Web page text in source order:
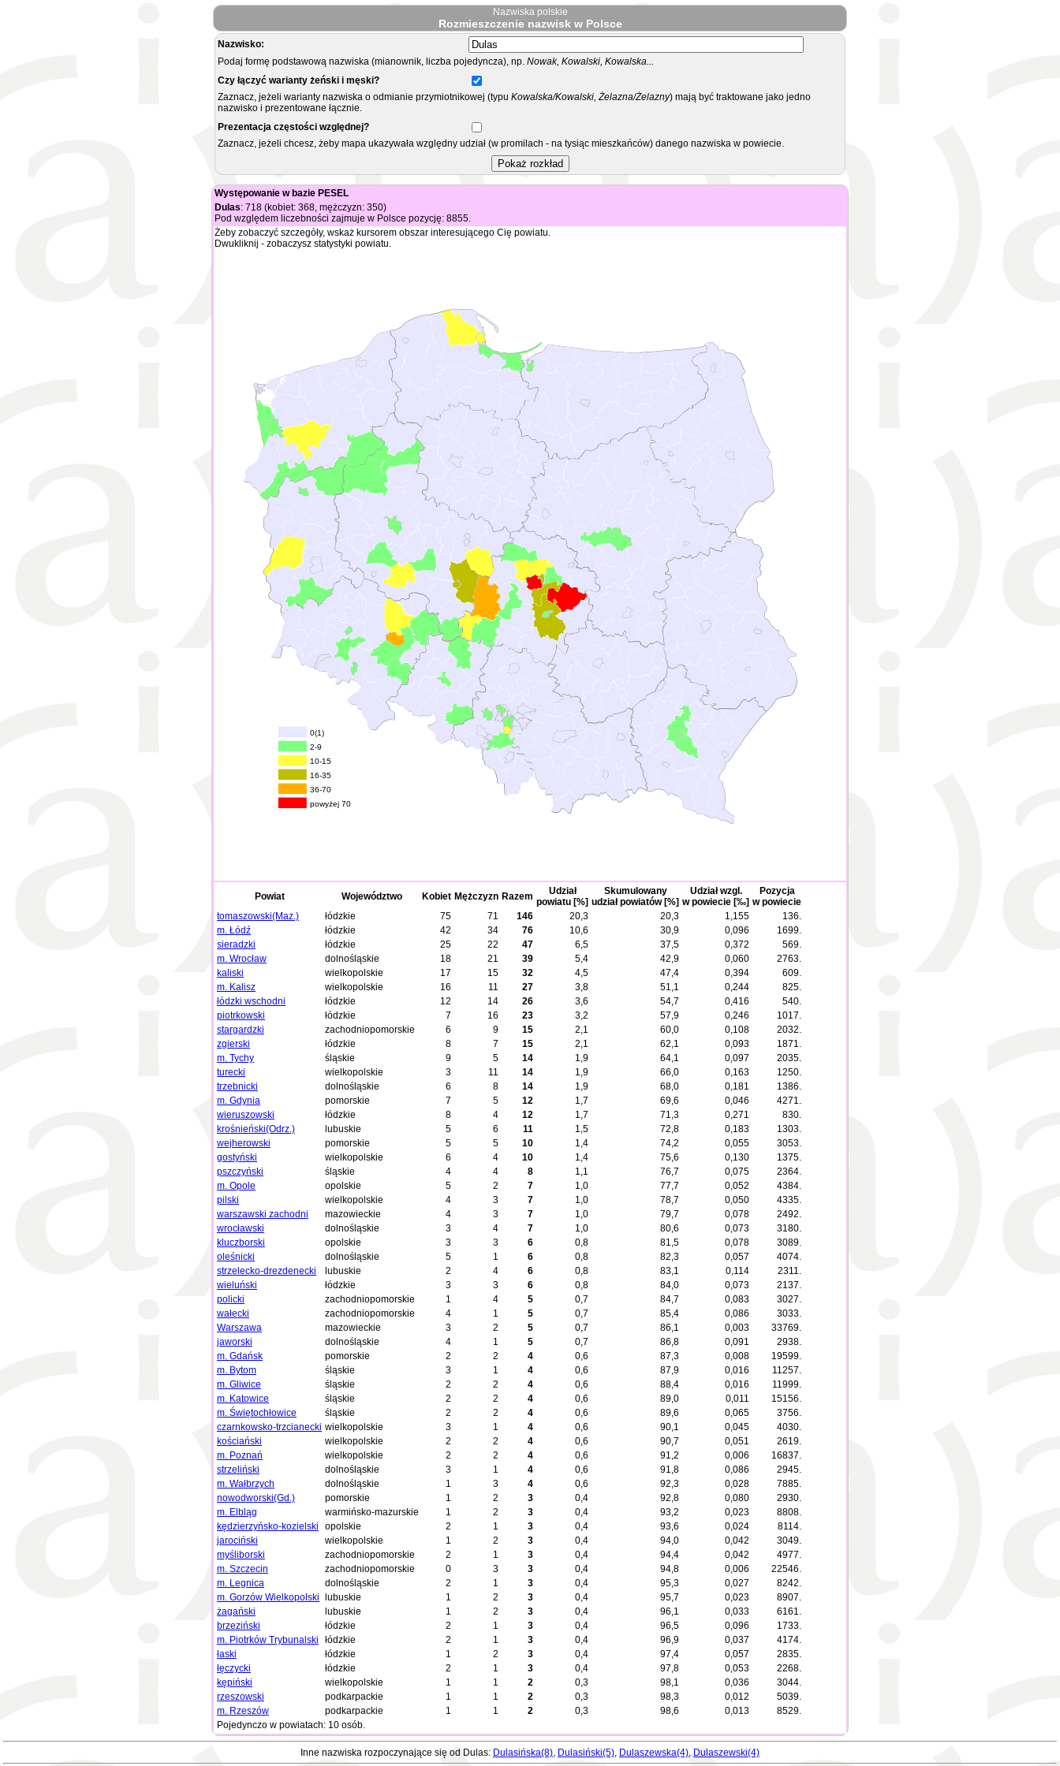
Nazwiska polskie
Rozmieszczenie nazwisk w Polsce
Nazwisko:
Podaj formę podstawową nazwiska (mianownik, liczba pojedyncza), np. Nowak, Kowalski, Kowalska...
Czy łączyć warianty żeński i męski?
Zaznacz, jeżeli warianty nazwiska o odmianie przymiotnikowej (typu Kowalska/Kowalski, Żelazna/Żelazny) mają być traktowane jako jedno
nazwisko i prezentowane łącznie.
Prezentacja częstości względnej?
Zaznacz, jeżeli chcesz, żeby mapa ukazywała względny udział (w promilach - na tysiąc mieszkańców) danego nazwiska w powiecie.
Występowanie w bazie PESEL
Dulas: 718 (kobiet: 368, mężczyzn: 350)
Pod względem liczebności zajmuje w Polsce pozycję: 8855.
Żeby zobaczyć szczegóły, wskaż kursorem obszar interesującego Cię powiatu.
Dwukliknij - zobaczysz statystyki powiatu.
0(1)
2-9
10-15
16-35
36-70
powyżej 70
Powiat Województwo Kobiet Mężczyzn Razem
Udział
powiatu [%]
Skumulowany
udział powiatów [%]
Udział wzgl.
w powiecie [‰]
Pozycja
w powiecie
tomaszowski(Maz.)
łódzkie 75 71 146 20,3 20,3 1,155
136.
m. Łódź
łódzkie 42 34 76 10,6 30,9 0,096
1699.
sieradzki
łódzkie 25 22 47 6,5 37,5 0,372
569.
m. Wrocław
dolnośląskie 18 21 39 5,4 42,9 0,060
2763.
kaliski
wielkopolskie 17 15 32 4,5 47,4 0,394
609.
m. Kalisz
wielkopolskie 16 11 27 3,8 51,1 0,244
825.
łódzki wschodni
łódzkie 12 14 26 3,6 54,7 0,416
540.
piotrkowski
łódzkie 7 16 23 3,2 57,9 0,246
1017.
stargardzki
zachodniopomorskie 6 9 15 2,1 60,0 0,108
2032.
zgierski
łódzkie 8 7 15 2,1 62,1 0,093
1871.
m. Tychy
śląskie 9 5 14 1,9 64,1 0,097
2035.
turecki
wielkopolskie 3 11 14 1,9 66,0 0,163
1250.
trzebnicki
dolnośląskie 6 8 14 1,9 68,0 0,181
1386.
m. Gdynia
pomorskie 7 5 12 1,7 69,6 0,046
4271.
wieruszowski
łódzkie 8 4 12 1,7 71,3 0,271
830.
krośnieński(Odrz.)
lubuskie 5 6 11 1,5 72,8 0,183
1303.
wejherowski
pomorskie 5 5 10 1,4 74,2 0,055
3053.
gostyński
wielkopolskie 6 4 10 1,4 75,6 0,130
1375.
pszczyński
śląskie 4 4 8 1,1 76,7 0,075
2364.
m. Opole
opolskie 5 2 7 1,0 77,7 0,052
4384.
pilski
wielkopolskie 4 3 7 1,0 78,7 0,050
4335.
warszawski zachodni
mazowieckie 4 3 7 1,0 79,7 0,078
2492.
wrocławski
dolnośląskie 3 4 7 1,0 80,6 0,073
3180.
kluczborski
opolskie 3 3 6 0,8 81,5 0,078
3089.
oleśnicki
dolnośląskie 5 1 6 0,8 82,3 0,057
4074.
strzelecko-drezdenecki
lubuskie 2 4 6 0,8 83,1 0,114
2311.
wieluński
łódzkie 3 3 6 0,8 84,0 0,073
2137.
policki
zachodniopomorskie 1 4 5 0,7 84,7 0,083
3027.
wałecki
zachodniopomorskie 4 1 5 0,7 85,4 0,086
3033.
Warszawa
mazowieckie 3 2 5 0,7 86,1 0,003
33769.
jaworski
dolnośląskie 4 1 5 0,7 86,8 0,091
2938.
m. Gdańsk
pomorskie 2 2 4 0,6 87,3 0,008
19599.
m. Bytom
śląskie 3 1 4 0,6 87,9 0,016
11257.
m. Gliwice
śląskie 2 2 4 0,6 88,4 0,016
11999.
m. Katowice
śląskie 2 2 4 0,6 89,0 0,011
15156.
m. Świętochłowice
śląskie 2 2 4 0,6 89,6 0,065
3756.
czarnkowsko-trzcianecki wielkopolskie 3 1 4 0,6 90,1 0,045
4030.
kościański
wielkopolskie 2 2 4 0,6 90,7 0,051
2619.
m. Poznań
wielkopolskie 2 2 4 0,6 91,2 0,006
16837.
strzeliński
dolnośląskie 3 1 4 0,6 91,8 0,086
2945.
m. Wałbrzych
dolnośląskie 1 3 4 0,6 92,3 0,028
7885.
nowodworski(Gd.)
pomorskie 1 2 3 0,4 92,8 0,080
2930.
m. Elbląg
warmińsko-mazurskie 1 2 3 0,4 93,2 0,023
8808.
kędzierzyńsko-kozielski
opolskie 2 1 3 0,4 93,6 0,024
8114.
jarociński
wielkopolskie 1 2 3 0,4 94,0 0,042
3049.
myśliborski
zachodniopomorskie 2 1 3 0,4 94,4 0,042
4977.
m. Szczecin
zachodniopomorskie 0 3 3 0,4 94,8 0,006
22546.
m. Legnica
dolnośląskie 2 1 3 0,4 95,3 0,027
8242.
m. Gorzów Wielkopolski
lubuskie 1 2 3 0,4 95,7 0,023
8907.
żagański
lubuskie 1 2 3 0,4 96,1 0,033
6161.
brzeziński
łódzkie 2 1 3 0,4 96,5 0,096
1733.
m. Piotrków Trybunalski
łódzkie 2 1 3 0,4 96,9 0,037
4174.
łaski
łódzkie 1 2 3 0,4 97,4 0,057
2835.
łęczycki
łódzkie 2 1 3 0,4 97,8 0,053
2268.
kępiński
wielkopolskie 1 1 2 0,3 98,1 0,036
3044.
rzeszowski
podkarpackie 1 1 2 0,3 98,3 0,012
5039.
m. Rzeszów
podkarpackie 1 1 2 0,3 98,6 0,013
8529.
Pojedynczo w powiatach: 10 osób.
Inne nazwiska rozpoczynające się od Dulas: Dulasińska(8), Dulasiński(5), Dulaszewska(4), Dulaszewski(4)